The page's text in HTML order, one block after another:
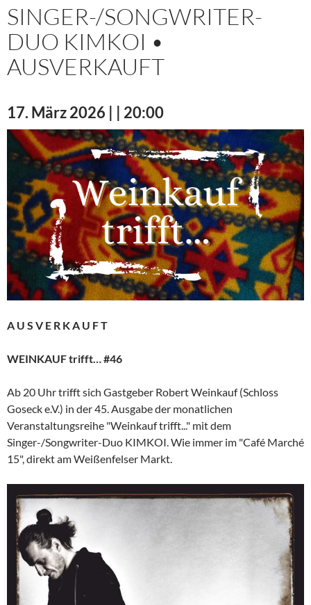
SINGER-/SONGWRITER-
DUO KIMKOI •
AUSVERKAUFT
17. März 2026 | | 20:00
A U S V E R K A U F T
WEINKAUF trifft… #46
Ab 20 Uhr trifft sich Gastgeber Robert Weinkauf (Schloss
Goseck e.V.) in der 45. Ausgabe der monatlichen
Veranstaltungsreihe "Weinkauf trifft..." mit dem
Singer-/Songwriter-Duo KIMKOI. Wie immer im "Café Marché
15", direkt am Weißenfelser Markt.